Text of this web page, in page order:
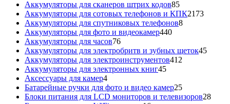
Аккумуляторы для сканеров штрих кодов8585
товаров
Аккумуляторы для сотовых телефонов и КПК21732173
Аккумуляторы для спутниковых телефонов88
Аккумуляторы для фото и видеокамер440440
Аккумуляторы для часов7676
товаров
Аккумуляторы для электробритв и зубных щеток4545
Аккумуляторы для электроинструментов412
Аккумуляторы для электронных книг4545
Аксессуары для камер44
товара
Батарейные ручки для фото и видео камер2525
товаров
Блоки питания для LCD мониторов и телевизоров2828